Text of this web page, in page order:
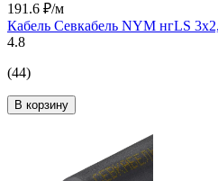
191.6 ₽/м
Кабель Севкабель NYM нгLS
4.8
(44)
В корзину